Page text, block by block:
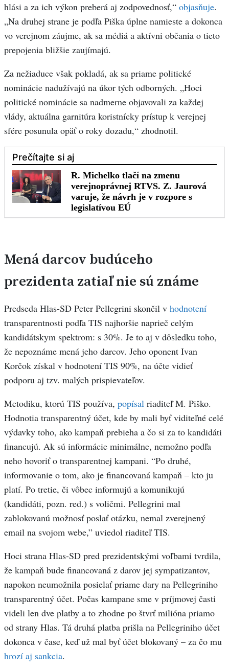
hlási a za ich výkon preberá aj zodpovednosť,“ objasňuje.
„Na druhej strane je podľa Piška úplne namieste a dokonca
vo verejnom záujme, ak sa médiá a aktívni občania o tieto
prepojenia bližšie zaujímajú.
Za nežiaduce však pokladá, ak sa priame politické
nominácie nadužívajú na úkor tých odborných. „Hoci
politické nominácie sa nadmerne objavovali za každej
vlády, aktuálna garnitúra koristnícky prístup k verejnej
sfére posunula opäť o roky dozadu,“ zhodnotil.
Mená darcov budúceho
prezidenta zatiaľ nie sú známe
Predseda Hlas-SD Peter Pellegrini skončil v hodnotení
transparentnosti podľa TIS najhoršie naprieč celým
kandidátskym spektrom: s 30%. Je to aj v dôsledku toho,
že nepoznáme mená jeho darcov. Jeho oponent Ivan
Korčok získal v hodnotení TIS 90%, na účte vidieť
podporu aj tzv. malých prispievateľov.
Metodiku, ktorú TIS používa, popísal riaditeľ M. Piško.
Hodnotia transparentný účet, kde by mali byť viditeľné celé
výdavky toho, ako kampaň prebieha a čo si za to kandidáti
financujú. Ak sú informácie minimálne, nemožno podľa
neho hovoriť o transparentnej kampani. “Po druhé,
informovanie o tom, ako je financovaná kampaň – kto ju
platí. Po tretie, či vôbec informujú a komunikujú
(kandidáti, pozn. red.) s voličmi. Pellegrini mal
zablokovanú možnosť poslať otázku, nemal zverejnený
email na svojom webe,” uviedol riaditeľ TIS.
Hoci strana Hlas-SD pred prezidentskými voľbami tvrdila,
že kampaň bude financovaná z darov jej sympatizantov,
napokon neumožnila posielať priame dary na Pellegriniho
transparentný účet. Počas kampane sme v príjmovej časti
videli len dve platby a to zhodne po štvrť milióna priamo
od strany Hlas. Tá druhá platba prišla na Pellegriniho účet
dokonca v čase, keď už mal byť účet blokovaný – za čo mu
hrozí aj sankcia.